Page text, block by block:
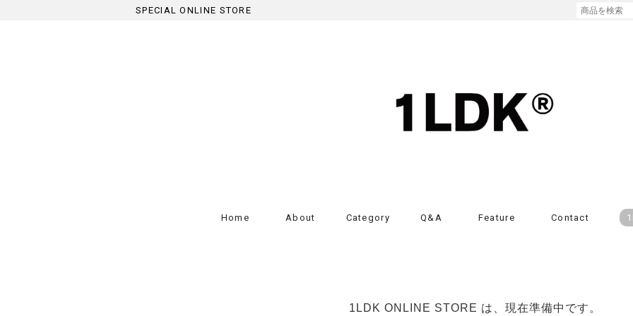
SPECIAL ONLINE STORE
Home About Category Q&A Feature Contact
1LDK ONLINE STORE は、現在準備中です。